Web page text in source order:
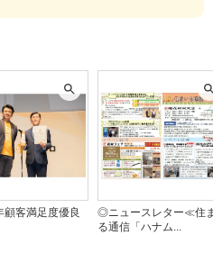
した。また、こちらの会社は長
、地域に根ざして誠実な仕事を
ながりました。単に工事を請け
すこれからの生活を見据えて親身
ぜひお願いしたいと思い契約しま
の完成に際し、アンケートへご協
した。
言葉を頂戴し、心よりお礼を申し
客満足度優良
◎ニュースレター≪住
る通信「ハナム...